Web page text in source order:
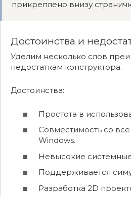
прикреплено внизу
Достоинства и
Уделим несколько слов
недостаткам конструктора.
Достоинства:
Простота в
Совместимость со
Windows.
Невысокие
Поддерживается
Разработка 2D